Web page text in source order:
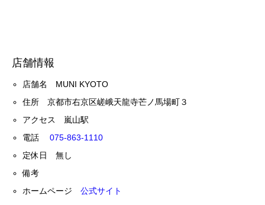
店舗情報
店舗名 MUNI KYOTO
住所 京都市右京区嵯峨天龍寺芒ノ馬場町３
アクセス 嵐山駅
電話075-863-1110
定休日 無し
備考
ホームページ公式サイト